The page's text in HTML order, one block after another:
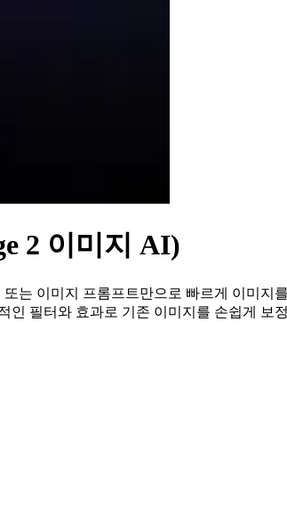
2 이미지 AI)
는 이미지 프롬프트만으로 빠르게 이미
필터와 효과로 기존 이미지를 손쉽게 보